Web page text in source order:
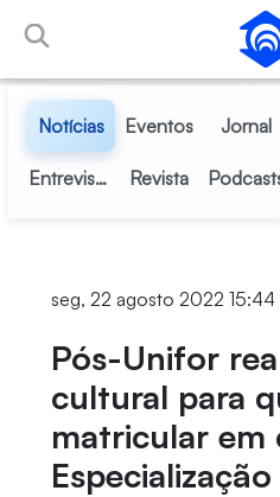
Pular para o Conteúdo principal
Notícias Eventos Jornal
Entrevistas Revista
seg, 22 agosto 2022 15:44
Pós-Unifor
cultural para
matricular em